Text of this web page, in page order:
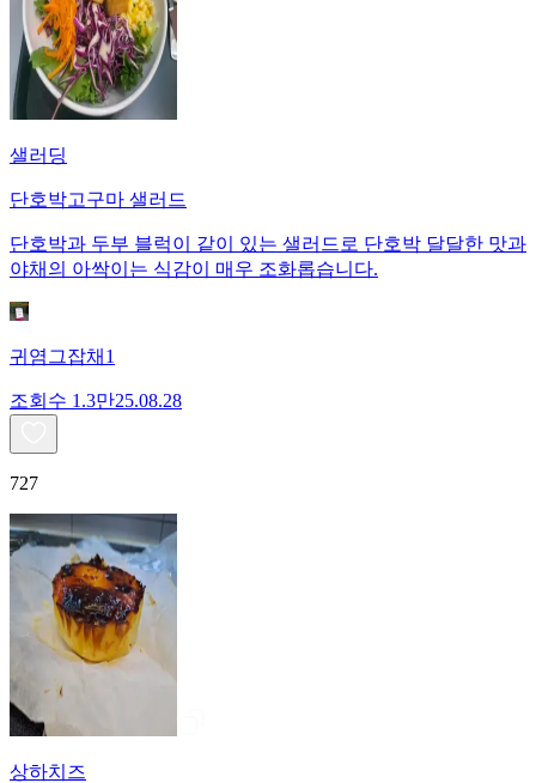
샐러딩
단호박고구마 샐러드
단호박과 두부 블럭이 같이 있는 샐러드로 단호박 달달한 맛과
야채의 아싹이는 식감이 매우 조화롭습니다.
귀염그잡채1
조회수 1.3만25.08.28
727
상하치즈